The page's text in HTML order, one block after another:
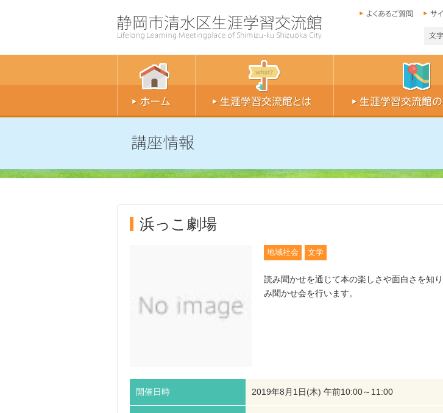
浜っこ劇場
地域社会 文学
読み聞かせを通じて本の楽しさや面白さを知
み聞かせ会を行います。
開催日時 2019年8月1日(木) 午前10:00～11:00